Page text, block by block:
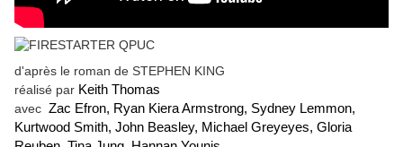
d'après le roman de STEPHEN KING
réalisé par Keith Thomas
avec Zac Efron, Ryan Kiera Armstrong, Sydney Lemmon,
Kurtwood Smith, John Beasley, Michael Greyeyes, Gloria